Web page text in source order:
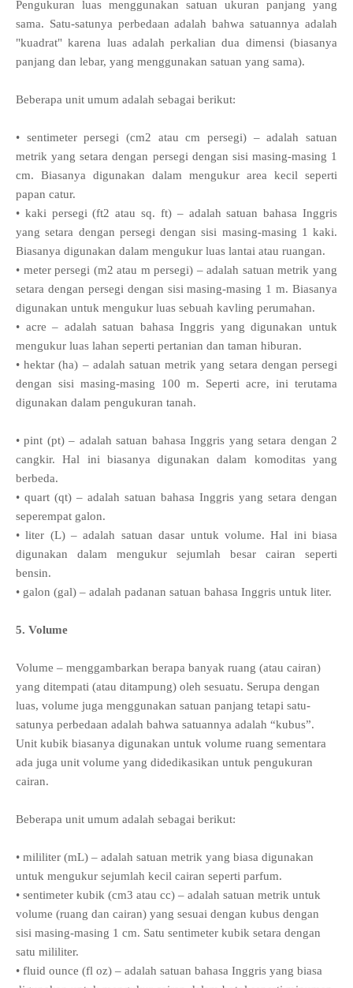
Pengukuran luas menggunakan satuan ukuran panjang yang
sama. Satu-satunya perbedaan adalah bahwa satuannya adalah
"kuadrat" karena luas adalah perkalian dua dimensi (biasanya
panjang dan lebar, yang menggunakan satuan yang sama).
Beberapa unit umum adalah sebagai berikut:
• sentimeter persegi (cm2 atau cm persegi) – adalah satuan
metrik yang setara dengan persegi dengan sisi masing-masing 1
cm. Biasanya digunakan dalam mengukur area kecil seperti
papan catur.
• kaki persegi (ft2 atau sq. ft) – adalah satuan bahasa Inggris
yang setara dengan persegi dengan sisi masing-masing 1 kaki.
Biasanya digunakan dalam mengukur luas lantai atau ruangan.
• meter persegi (m2 atau m persegi) – adalah satuan metrik yang
setara dengan persegi dengan sisi masing-masing 1 m. Biasanya
digunakan untuk mengukur luas sebuah kavling perumahan.
• acre – adalah satuan bahasa Inggris yang digunakan untuk
mengukur luas lahan seperti pertanian dan taman hiburan.
• hektar (ha) – adalah satuan metrik yang setara dengan persegi
dengan sisi masing-masing 100 m. Seperti acre, ini terutama
digunakan dalam pengukuran tanah.
• pint (pt) – adalah satuan bahasa Inggris yang setara dengan 2
cangkir. Hal ini biasanya digunakan dalam komoditas yang
berbeda.
• quart (qt) – adalah satuan bahasa Inggris yang setara dengan
seperempat galon.
• liter (L) – adalah satuan dasar untuk volume. Hal ini biasa
digunakan dalam mengukur sejumlah besar cairan seperti
bensin.
• galon (gal) – adalah padanan satuan bahasa Inggris untuk liter.
5. Volume
Volume – menggambarkan berapa banyak ruang (atau cairan)
yang ditempati (atau ditampung) oleh sesuatu. Serupa dengan
luas, volume juga menggunakan satuan panjang tetapi satu-
satunya perbedaan adalah bahwa satuannya adalah “kubus”.
Unit kubik biasanya digunakan untuk volume ruang sementara
ada juga unit volume yang didedikasikan untuk pengukuran
cairan.
Beberapa unit umum adalah sebagai berikut:
• mililiter (mL) – adalah satuan metrik yang biasa digunakan
untuk mengukur sejumlah kecil cairan seperti parfum.
• sentimeter kubik (cm3 atau cc) – adalah satuan metrik untuk
volume (ruang dan cairan) yang sesuai dengan kubus dengan
sisi masing-masing 1 cm. Satu sentimeter kubik setara dengan
satu mililiter.
• fluid ounce (fl oz) – adalah satuan bahasa Inggris yang biasa